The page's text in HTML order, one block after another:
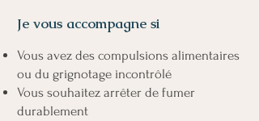
Je vous accompagne si
Vous avez des compulsions alimentaires
ou du grignotage incontrôlé
Vous souhaitez arrêter de fumer
durablement